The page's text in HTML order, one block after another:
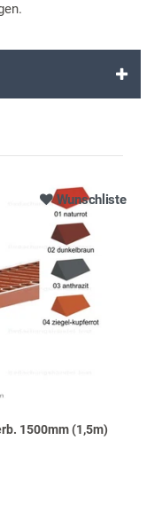
Wunschliste
1500mm (1,5m)